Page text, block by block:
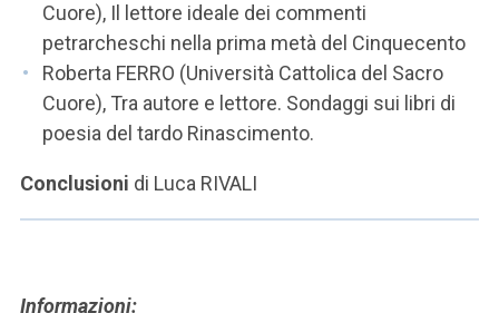
Cuore), Il lettore ideale dei commenti
petrarcheschi nella prima metà del Cinquecento
Roberta FERRO (Università Cattolica del Sacro
Cuore), Tra autore e lettore. Sondaggi sui libri di
poesia del tardo Rinascimento.
Conclusioni di Luca RIVALI
Informazioni: